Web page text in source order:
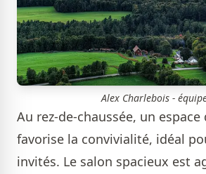
Alex Charlebois -
Au rez-de-chaussée, un
favorise la convivialité, idéal
invités. Le salon spacieux est